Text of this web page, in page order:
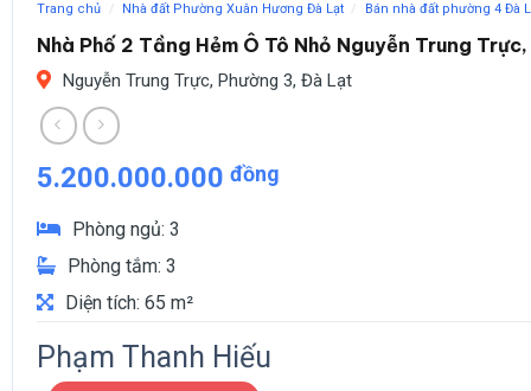
Trang chủ / Nhà đất Phường Xuân Hương Đà Lạt / Bán nhà đất phường 4 Đà
Nhà Phố 2 Tầng Hẻm Ô Tô Nhỏ Nguyễn Trung
Nguyễn Trung Trực, Phường 3, Đà Lạt
5.200.000.000 đồng
Phòng ngủ: 3
Phòng tắm: 3
Diện tích: 65 m²
Phạm Thanh Hiếu